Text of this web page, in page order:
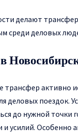
делают
среди деловых
трансфер активно
деловых поездок.
до нужной точки
и усилий. Особенно